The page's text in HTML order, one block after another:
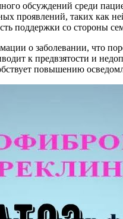
обсуждений среди
проявлений, таких как
поддержки со стороны
о заболевании, что
к предвзятости и
повышению